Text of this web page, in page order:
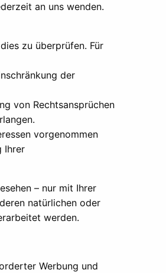
an uns wenden.
zu überprüfen. Für
der
von Rechtsansprüchen
vorgenommen
Ihrer
– nur mit Ihrer
natürlichen oder
werden.
Werbung und